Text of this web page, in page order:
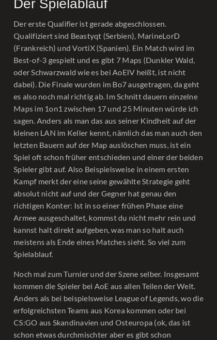
Der Spielablauf
Der erste Qualifier ist gerade abgeschlossen.
Qualifiziert sind Beastyqt (Serbien), MarineLorD
(Frankreich) und VortiX (Spanien). Ein Match wird im
Best-of-3 gespielt und es gibt 7 Maps (Dunkler Wald,
oder Schwarzwald wie es bei AoEIV heißt, ist nicht
dabei). Die Finale wurden im Bo7 ausgetragen, da geht
es also noch mal richtig ab. Im Schnitt dauern einzelne
Maps im 1on1 zwischen 17 und 25 Minuten würde ich
sagen. Anders als man das aus seiner Kindheit auf der
kleinen LAN im Keller kennt, nämlich das man auch den
letzten Bauern auf der Map auslöschen muss, ist ein
Spiel oft schon früher entschieden und einer der beiden
Spieler gibt auf. Also Beispielsweise in einem ersten
Kampf merkt der eine seine gewählte Strategie geht
absolut nicht auf und der Gegner hat genau den
richtigen Konter: Ist in so einer frühen Phase eine
Armee ausgeschaltet, kommst du nicht mehr rein und
kannst halt direkt aufgeben, was man so halt auch
meistens als Ende eines Matches sieht. So viel zum
Spielablauf.
Noch mal zum Turnier und der Szene selber. Insgesamt
kommen die Spieler bei AoE aus allen Teilen der Welt.
Anders als bei beispielsweise League of Legends, wo die
erfolgreichsten Teams aus Korea kommen oder bei
CS:GO aus Skandinavien und Osteuropa (ok, das ist
schon etwas durchmischter aber es gibt schon